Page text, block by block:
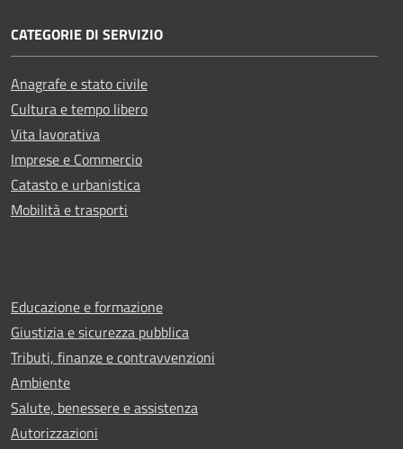
CATEGORIE DI SERVIZIO
Anagrafe e stato civile
Cultura e tempo libero
Vita lavorativa
Imprese e Commercio
Catasto e urbanistica
Mobilità e trasporti
Educazione e formazione
Giustizia e sicurezza pubblica
Tributi, finanze e contravvenzioni
Ambiente
Salute, benessere e assistenza
Autorizzazioni